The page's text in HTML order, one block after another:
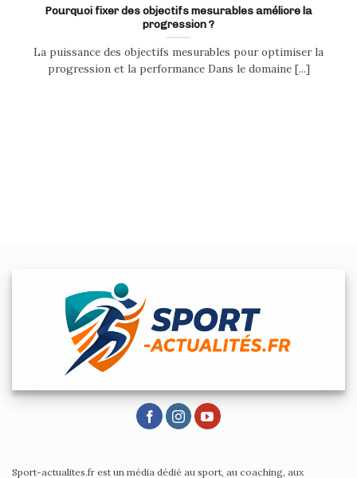
Pourquoi fixer des objectifs mesurables améliore la
progression ?
La puissance des objectifs mesurables pour optimiser la
progression et la performance Dans le domaine [...]
Sport-actualites.fr est un média dédié au sport, au coaching, aux